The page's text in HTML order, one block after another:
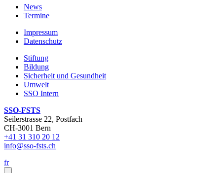
News
Termine
Impressum
Datenschutz
Stiftung
Bildung
Sicherheit und Gesundheit
Umwelt
SSO Intern
SSO-FSTS
Seilerstrasse 22, Postfach
CH-3001 Bern
+41 31 310 20 12
info@sso-fsts.ch
fr